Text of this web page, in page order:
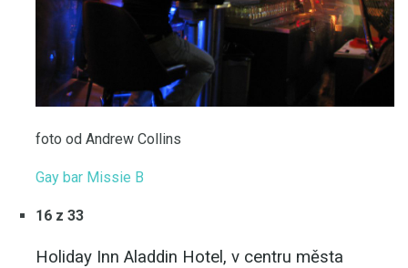
foto od Andrew Collins
Gay bar Missie B
16 z 33
Holiday Inn Aladdin Hotel, v centru města